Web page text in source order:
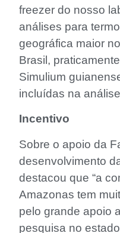
freezer do nosso
análises para
geográfica maior
Brasil,
Simulium
incluídas na
Incentivo
Sobre o apoio da
desenvolvimento
destacou que “a
Amazonas tem
pelo grande apoio
pesquisa no